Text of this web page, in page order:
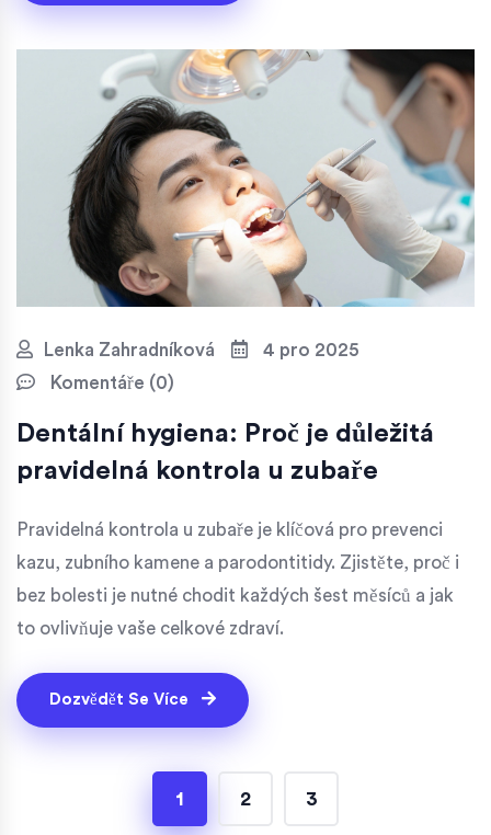
Lenka Zahradníková
4 pro 2025
Komentáře (0)
Dentální hygiena: Proč je důležitá
pravidelná kontrola u zubaře
Pravidelná kontrola u zubaře je klíčová pro prevenci
kazu, zubního kamene a parodontitidy. Zjistěte, proč i
bez bolesti je nutné chodit každých šest měsíců a jak
to ovlivňuje vaše celkové zdraví.
Dozvědět Se Více
1 2 3